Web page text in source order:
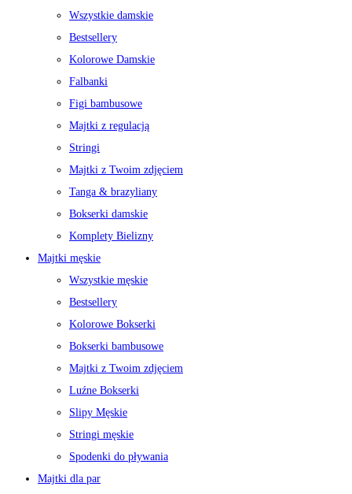
Wszystkie damskie
Bestsellery
Kolorowe Damskie
Falbanki
Figi bambusowe
Majtki z regulacją
Stringi
Majtki z Twoim zdjęciem
Tanga & brazyliany
Bokserki damskie
Komplety Bielizny
Majtki męskie
Wszystkie męskie
Bestsellery
Kolorowe Bokserki
Bokserki bambusowe
Majtki z Twoim zdjęciem
Luźne Bokserki
Slipy Męskie
Stringi męskie
Spodenki do pływania
Majtki dla par